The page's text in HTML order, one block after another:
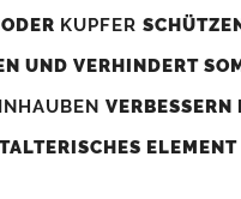
ODER KUPFER
UND VERHINDERT